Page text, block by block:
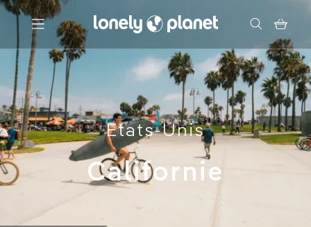
Menu
Votre recherche
Etats-Unis
Californie